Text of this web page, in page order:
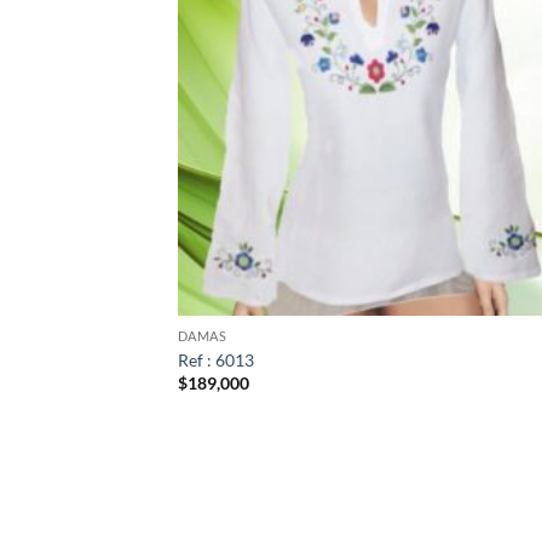
DAMAS
Ref : 6013
$189,000